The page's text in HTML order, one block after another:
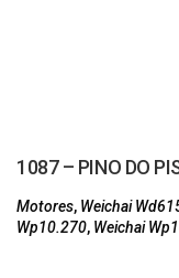
1087 – PINO DO
Motores, Weichai
Wp10.270, Weichai